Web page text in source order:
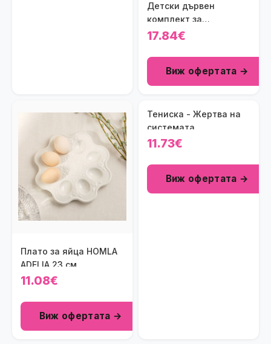
Детски дървен
комплект за
нанизване - Фермата
17.84€
Виж офертата →
Плато за яйца HOMLA
ADELIA 23 см.
11.08€
Виж офертата →
Тениска - Жертва на
системата
11.73€
Виж офертата →